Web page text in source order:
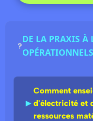
DE LA PRAXIS À
►
Comment
d'électricité et
ressources